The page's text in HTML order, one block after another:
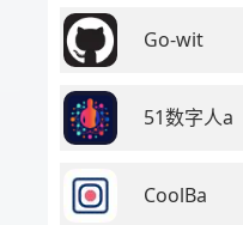
Go-wit
51数字人a
CoolBa